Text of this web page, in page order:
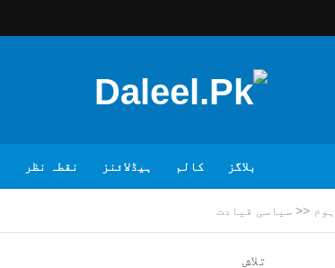
بلاگز کالم ہیڈلائنز نقطہ نظر
ہوم << سیاسی قیادت
تلاش